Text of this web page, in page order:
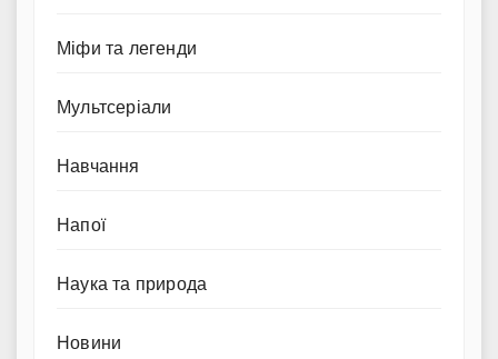
Міфи та легенди
Мультсеріали
Навчання
Напої
Наука та природа
Новини